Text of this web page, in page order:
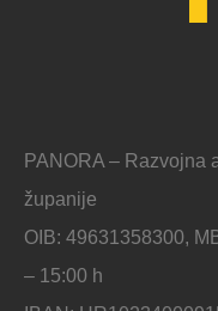
PANORA – Razvojna
županije
OIB: 49631358300,
– 15:00 h